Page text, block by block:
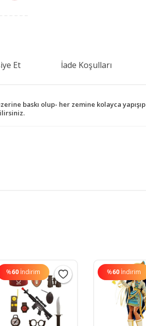
Et İade Koşulları
baskı olup- her zemine kolayca yapışıp
%60 İndirim %60 İndirim